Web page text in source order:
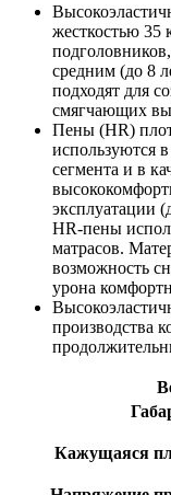
жесткостью 35
средним (до 8
подходят для
смягчающих
Пены (HR)
используются
сегмента и в
эксплуатации
HR-пены
матрасов.
возможность
урона
производства
Кажущаяся